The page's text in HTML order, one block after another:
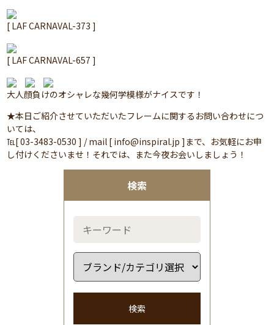
検索
検索
[ LAF CARNAVAL-373 ]
[ LAF CARNAVAL-657 ]
大人顔負けのオシャレな幾何学模様がナイスです！
★本日ご紹介させていただいたフレームに関するお問い合わせにつ
いては、
℡[ 03-3483-0530 ] / mail [ info@inspiral.jp ]まで、お気軽にお申
し付けくださいませ！それでは、また今夜お会いしましょう！